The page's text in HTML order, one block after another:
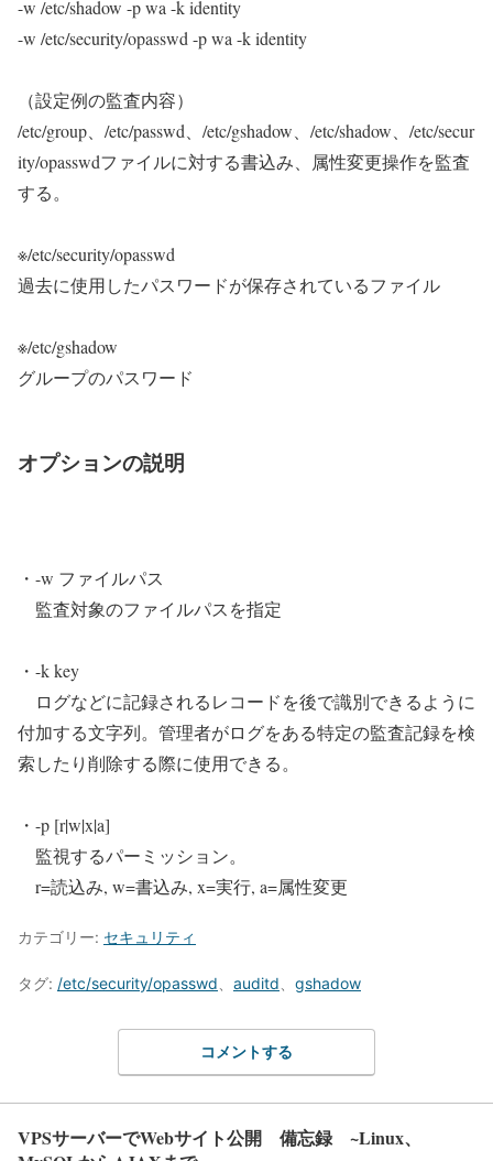
-w /etc/shadow -p wa -k identity
-w /etc/security/opasswd -p wa -k identity
（設定例の監査内容）
/etc/group、/etc/passwd、/etc/gshadow、/etc/shadow、/etc/secur
ity/opasswdファイルに対する書込み、属性変更操作を監査
する。
※/etc/security/opasswd
過去に使用したパスワードが保存されているファイル
※/etc/gshadow
グループのパスワード
オプションの説明
・-w ファイルパス
監査対象のファイルパスを指定
・-k key
ログなどに記録されるレコードを後で識別できるように
付加する文字列。管理者がログをある特定の監査記録を検
索したり削除する際に使用できる。
・-p [r|w|x|a]
監視するパーミッション。
r=読込み, w=書込み, x=実行, a=属性変更
カテゴリー: セキュリティ
タグ: /etc/security/opasswd auditd gshadow
コメントする
VPSサーバーでWebサイト公開 備忘録 ~Linux、